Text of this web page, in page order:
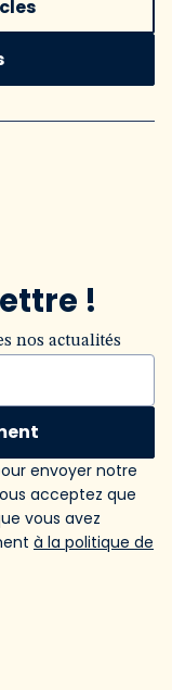
!
nos actualités
envoyer notre
acceptez que
vous avez
à la politique de